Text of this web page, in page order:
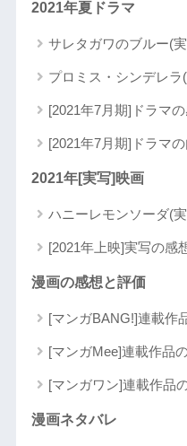
2021年夏ドラマ
サレタガワのブルー(
プロミス・シンデレラ
[2021年7月期]ドラマ
[2021年7月期]ドラマ
2021年[実写]映画
ハニーレモンソーダ(
[2021年上映]実写の感
漫画の感想と評価
[マンガBANG!]連載作
[マンガMee]連載作品
[マンガワン]連載作品
漫画ネタバレ